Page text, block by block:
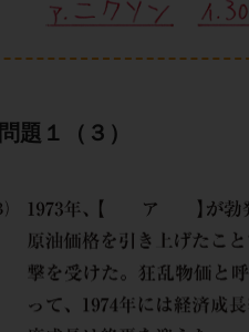
問題１（３）